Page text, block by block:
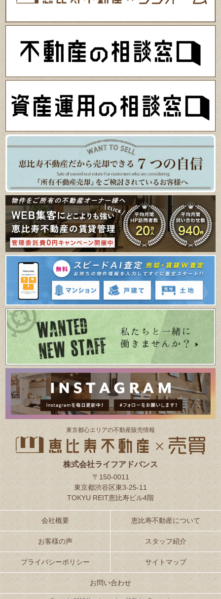
東京都⼼エリアの不動産販売情報
株式会社ライフアドバンス
〒150-0011
東京都渋谷区東3-25-11
TOKYU REIT恵比寿ビル4階
会社概要 恵比寿不動産について
お客様の声 スタッフ紹介
プライバシーポリシー サイトマップ
お問い合わせ